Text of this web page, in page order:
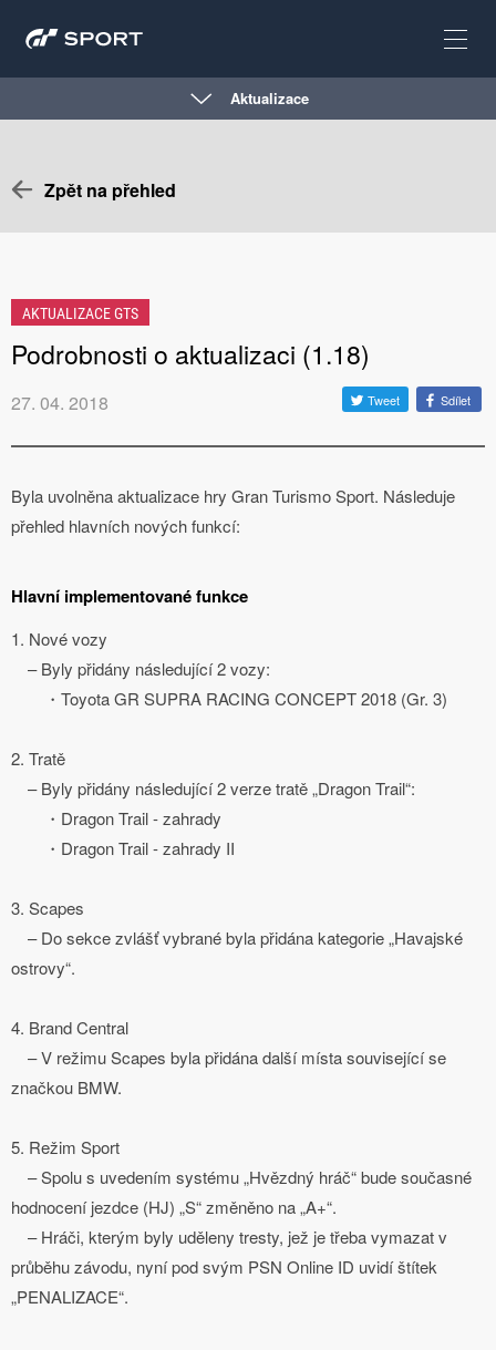
Aktualizace
Zpět na přehled
AKTUALIZACE GTS
Podrobnosti o aktualizaci (1.18)
27. 04. 2018 Tweet Sdílet
Byla uvolněna aktualizace hry Gran Turismo Sport. Následuje
přehled hlavních nových funkcí:
Hlavní implementované funkce
1. Nové vozy
– Byly přidány následující 2 vozy:
・Toyota GR SUPRA RACING CONCEPT 2018 (Gr. 3)
2. Tratě
– Byly přidány následující 2 verze tratě „Dragon Trail“:
・Dragon Trail - zahrady
・Dragon Trail - zahrady II
3. Scapes
– Do sekce zvlášť vybrané byla přidána kategorie „Havajské
ostrovy“.
4. Brand Central
– V režimu Scapes byla přidána další místa související se
značkou BMW.
5. Režim Sport
– Spolu s uvedením systému „Hvězdný hráč“ bude současné
hodnocení jezdce (HJ) „S“ změněno na „A+“.
– Hráči, kterým byly uděleny tresty, jež je třeba vymazat v
průběhu závodu, nyní pod svým PSN Online ID uvidí štítek
„PENALIZACE“.